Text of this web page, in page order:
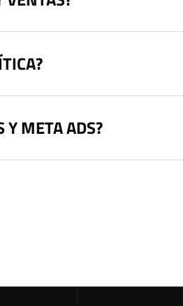
Y META ADS?